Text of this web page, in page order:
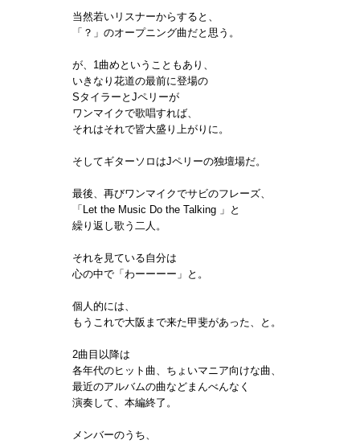
当然若いリスナーからすると、
「？」のオープニング曲だと思う。
が、1曲めということもあり、
いきなり花道の最前に登場の
SタイラーとJペリーが
ワンマイクで歌唱すれば、
それはそれで皆大盛り上がりに。
そしてギターソロはJペリーの独壇場だ。
最後、再びワンマイクでサビのフレーズ、
「Let the Music Do the Talking 」と
繰り返し歌う二人。
それを見ている自分は
心の中で「わーーーー」と。
個人的には、
もうこれで大阪まで来た甲斐があった、と。
2曲目以降は
各年代のヒット曲、ちょいマニア向けな曲、
最近のアルバムの曲などまんべんなく
演奏して、本編終了。
メンバーのうち、